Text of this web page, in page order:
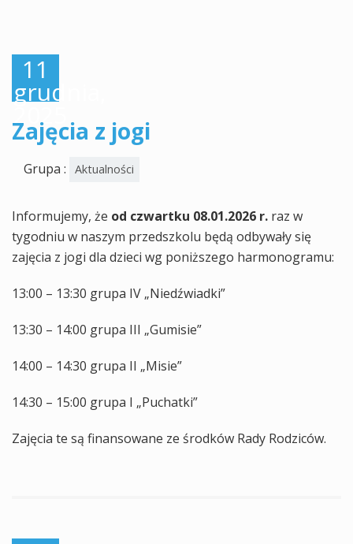
11
grudnia,
2025
Zajęcia z jogi
Grupa : Aktualności
Informujemy, że od czwartku 08.01.2026 r. raz w
tygodniu w naszym przedszkolu będą odbywały się
zajęcia z jogi dla dzieci wg poniższego harmonogramu:
13:00 – 13:30 grupa IV „Niedźwiadki”
13:30 – 14:00 grupa III „Gumisie”
14:00 – 14:30 grupa II „Misie”
14:30 – 15:00 grupa I „Puchatki”
Zajęcia te są finansowane ze środków Rady Rodziców.